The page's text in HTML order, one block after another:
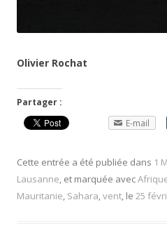
Olivier Rochat
Partager :
E-mail
Cette entrée a été publiée dans 1
Lausanne, et marquée avec
Mauritanie, Sahara,vent, le 25